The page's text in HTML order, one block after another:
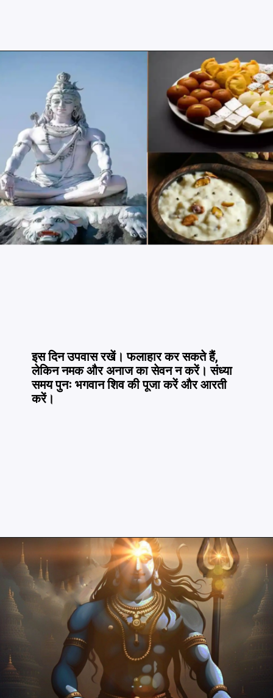
इस दिन उपवास रखें। फलाहार कर सकते हैं,
लेकिन नमक और अनाज का सेवन न करें। संध्या
समय पुनः भगवान शिव की पूजा करें और आरती
करें।